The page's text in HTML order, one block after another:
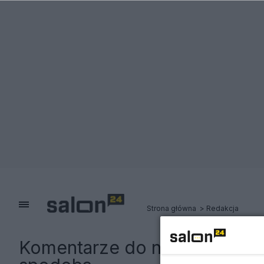
Strona główna Redakcja
Komentarze do notki:Oto